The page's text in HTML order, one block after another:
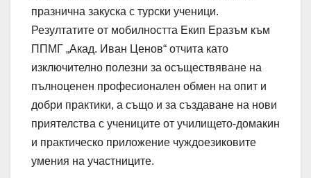
празнична закуска с турски ученици.
Резултатите от мобилността Екип Еразъм към
ППМГ „Акад. Иван Ценов“ отчита като
изключително полезни за осъществяване на
пълноценен професионален обмен на опит и
добри практики, а също и за създаване на нови
приятелства с учениците от училището-домакин
и практическо приложение чуждоезиковите
умения на участниците.